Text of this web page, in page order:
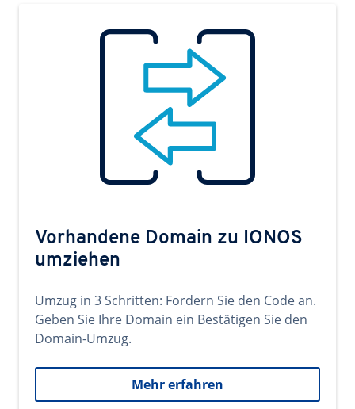
Vorhandene Domain zu IONOS
umziehen
Umzug in 3 Schritten: Fordern Sie den Code an.
Geben Sie Ihre Domain ein Bestätigen Sie den
Domain-Umzug.
Mehr erfahren